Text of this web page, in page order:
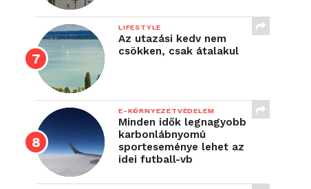
LIFESTYLE
Az utazási kedv nem
csökken, csak átalakul
E-KÖRNYEZETVÉDELEM
Minden idők legnagyobb
karbonlábnyomú
sporteseménye lehet az
idei futball-vb